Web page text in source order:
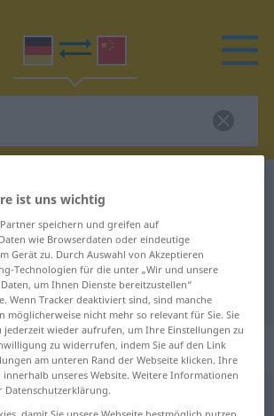
Übersetzung
Chinesisch Übersetzung
: Adjektiv
ist uns wichtig
speichern und greifen auf
wie Browserdaten oder eindeutige
Gerät zu. Durch Auswahl von Akzeptieren
Technologien für die unter „Wir und unsere
um Ihnen Dienste bereitzustellen“
Wenn Tracker deaktiviert sind, sind manche
möglicherweise nicht mehr so relevant für Sie. Sie
jederzeit wieder aufrufen, um Ihre Einstellungen zu
zu widerrufen, indem Sie auf den Link
am unteren Rand der Webseite klicken. Ihre
innerhalb unseres Website. Weitere Informationen
Datenschutzerklärung.